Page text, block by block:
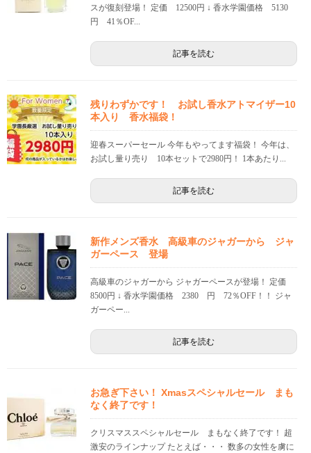
スが復刻登場！ 定価 12500円 ↓ 香水学園価格 5130
円 41％OF...
記事を読む
残りわずかです！ お試し香水アトマイザー10
本入り 香水福袋！
迎春スーパーセール 今年もやってます福袋！ 今年は、
お試し量り売り 10本セットで2980円！ 1本あたり...
記事を読む
新作メンズ香水 高級車のジャガーから ジャ
ガーペース 登場
高級車のジャガーから ジャガーペースが登場！ 定価
8500円 ↓ 香水学園価格 2380 円 72％OFF！！ ジャ
ガーペー...
記事を読む
お急ぎ下さい！ Xmasスペシャルセール まも
なく終了です！
クリスマススペシャルセール まもなく終了です！ 超
激安のラインナップ たとえば・・・ 数多の女性を虜に